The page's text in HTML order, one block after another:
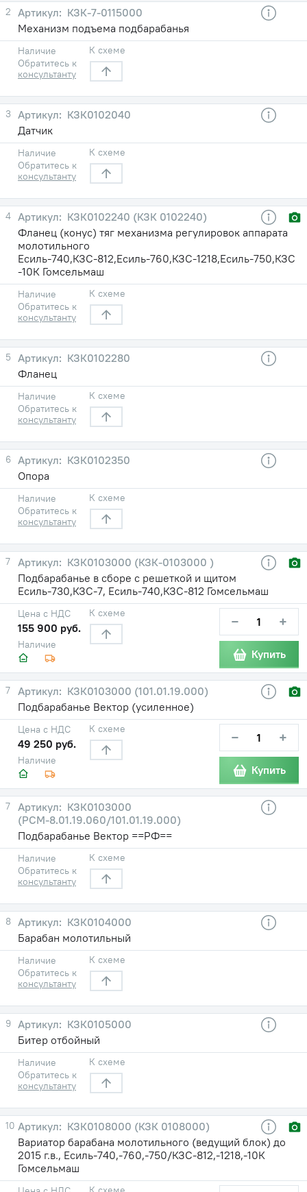
2
КЗК-7-0115000
Механизм подъема подбарабанья
Наличие
Обратитесь к
консультанту
К схеме
3
КЗК0102040
Датчик
Наличие
Обратитесь к
консультанту
К схеме
4
КЗК0102240 (КЗК 0102240)
Фланец (конус) тяг механизма регулировок аппарата
молотильного
Есиль-740,КЗС-812,Есиль-760,КЗС-1218,Есиль-750,КЗС
-10К Гомсельмаш
Наличие
Обратитесь к
консультанту
К схеме
5
КЗК0102280
Фланец
Наличие
Обратитесь к
консультанту
К схеме
6
КЗК0102350
Опора
Наличие
Обратитесь к
консультанту
К схеме
7
КЗК0103000 (КЗК-0103000 )
Подбарабанье в сборе с решеткой и щитом
Есиль-730,КЗС-7, Есиль-740,КЗС-812 Гомсельмаш
Наличие
Цена с НДС
155 900 руб.
К схеме − +
Купить
7
КЗК0103000 (101.01.19.000)
Подбарабанье Вектор (усиленное)
Наличие
Цена с НДС
49 250 руб.
К схеме − +
Купить
7
КЗК0103000
(РСМ-8.01.19.060/101.01.19.000)
Подбарабанье Вектор ==РФ==
Наличие
Обратитесь к
консультанту
К схеме
8
КЗК0104000
Барабан молотильный
Наличие
Обратитесь к
консультанту
К схеме
9
КЗК0105000
Битер отбойный
Наличие
Обратитесь к
консультанту
К схеме
10
КЗК0108000 (КЗК 0108000)
Вариатор барабана молотильного (ведущий блок) до
2015 г.в., Есиль-740,-760,-750/КЗС-812,-1218,-10К
Гомсельмаш